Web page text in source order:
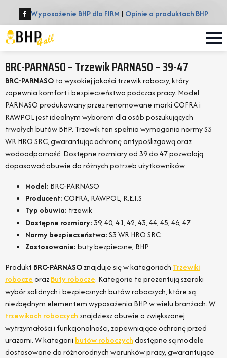
Wyposażenie BHP dla FIRM | Opinie o produktach BHP
BRC-PARNASO – Trzewik PARNASO – 39-47
BRC-PARNASOto wysokiej jakości trzewik roboczy, który
zapewnia komfort i bezpieczeństwo podczas pracy. Model
PARNASO produkowany przez renomowane marki COFRA i
RAWPOL jest idealnym wyborem dla osób poszukujących
trwałych butów BHP. Trzewik ten spełnia wymagania normy S3
WR HRO SRC, gwarantując ochronę antypoślizgową oraz
wodoodporność. Dostępne rozmiary od 39 do 47 pozwalają
dopasować obuwie do różnych potrzeb użytkowników.
Model: BRC-PARNASO
Producent:COFRA, RAWPOL, R.E.I.S
Typ obuwia: trzewik
Dostępne rozmiary:39, 40, 41, 42, 43, 44, 45, 46, 47
Normy bezpieczeństwa:S3 WR HRO SRC
Zastosowanie:buty bezpieczne, BHP
Produkt BRC-PARNASOznajduje się w kategoriach Trzewiki
roboczeorazButy robocze. Kategorie te prezentują szeroki
wybór solidnych i bezpiecznych butów roboczych, które są
niezbędnym elementem wyposażenia BHP w wielu branżach. W
trzewikach roboczych znajdziesz obuwie o zwiększonej
wytrzymałości i funkcjonalności, zapewniające ochronę przed
urazami. W kategorii butów roboczychdostępne są modele
dostosowane do różnorodnych warunków pracy, gwarantujące